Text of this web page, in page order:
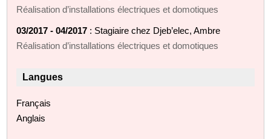
Réalisation d’installations électriques et domotiques
03/2017 - 04/2017 : Stagiaire chez Djeb’elec, Ambre
Réalisation d’installations électriques et domotiques
Langues
Français
Anglais